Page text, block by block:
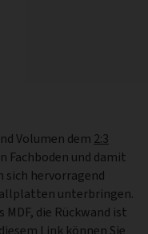
Volumen dem 2:3
Fachboden und damit
sich hervorragend
unterbringen.
die Rückwand ist
diesem Link können Sie